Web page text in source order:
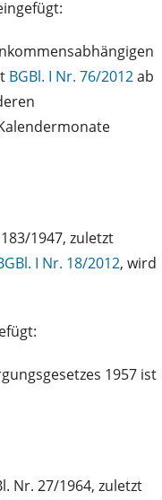
BGBl. I Nr. 76/2012ab
1947, zuletzt
I Nr. 18/2012, wird
1957 ist
Nr. 27/1964, zuletzt